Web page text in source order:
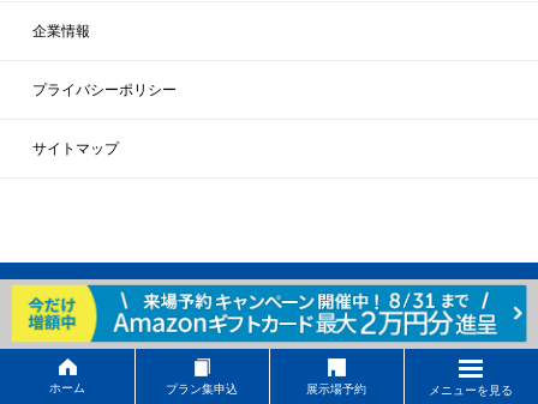
ホーム プラン集申込 展示場予約
企業情報
プライバシーポリシー
サイトマップ
Copyright c SEARSHOME